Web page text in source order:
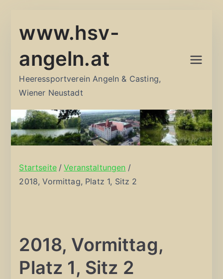
Inhalt
www.hsv-
angeln.at
Heeressportverein Angeln & Casting,
Wiener Neustadt
Startseite
Veranstaltungen
2018, Vormittag, Platz 1, Sitz 2
2018, Vormittag,
Platz 1, Sitz 2